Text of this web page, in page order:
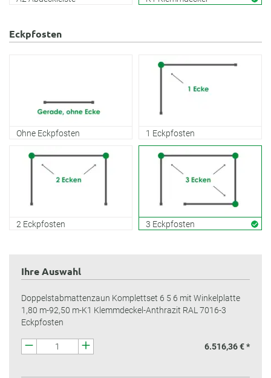
Eckpfosten
Ohne Eckpfosten 1 Eckpfosten
2 Eckpfosten 3 Eckpfosten
Ihre Auswahl
Doppelstabmattenzaun Komplettset 6 5 6 mit Winkelplatte
1,80 m-92,50 m-K1 Klemmdeckel-Anthrazit RAL 7016-3
Eckpfosten
6.516,36 € *